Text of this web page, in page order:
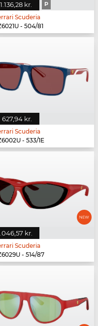
1.136,28 kr. P
Scuderia
- 504/81
627,94 kr.
Scuderia
- 533/1E
kr.
Scuderia
- 514/87